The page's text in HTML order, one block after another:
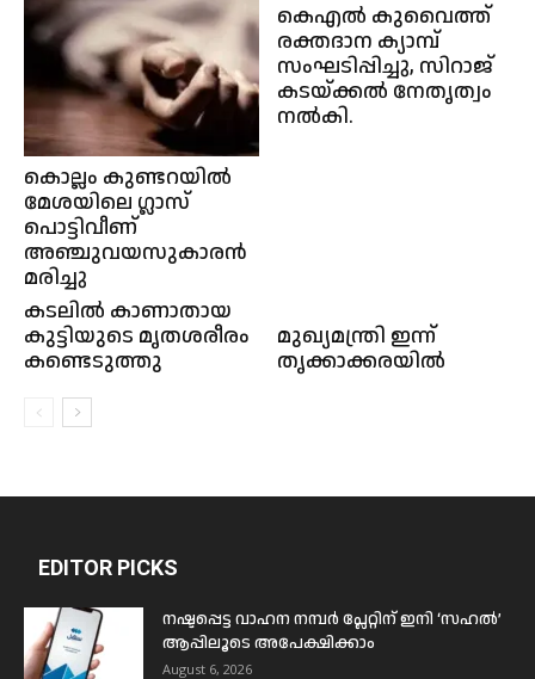
കൊല്ലം കുണ്ടറയിൽ
മേശയിലെ ഗ്ലാസ്
പൊട്ടിവീണ്
അഞ്ചുവയസുകാരൻ
മരിച്ചു
കെഎൽ കുവൈത്ത്
രക്തദാന ക്യാമ്പ്
സംഘടിപ്പിച്ചു, സിറാജ്
കടയ്ക്കൽ നേതൃത്വം
നൽകി.
കടലിൽ കാണാതായ
കുട്ടിയുടെ മൃതശരീരം
കണ്ടെടുത്തു
മുഖ്യമന്ത്രി ഇന്ന്
തൃക്കാക്കരയില്‍
EDITOR PICKS
നഷ്ടപ്പെട്ട വാഹന നമ്പർ പ്ലേറ്റിന് ഇനി ‘സഹൽ’
ആപ്പിലൂടെ അപേക്ഷിക്കാം
August 6, 2026